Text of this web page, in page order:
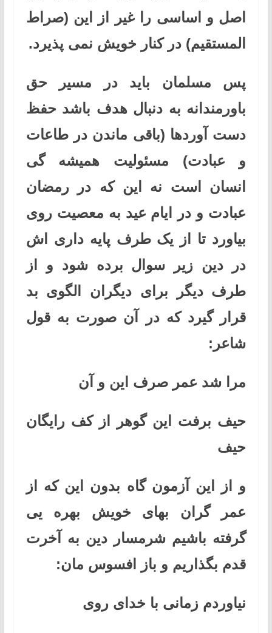
اصل و اساسی را غیر از این (صراط
المستقیم) در کنار خویش نمی پذیرد.
پس مسلمان باید در مسیر حق
باورمندانه به دنبال هدف باشد حفظ
دست آوردها (باقی ماندن در طاعات
و عبادت) مسئولیت همیشه گی
انسان است نه این که در رمضان
عبادت و در ایام عید به معصیت روی
بیاورد تا از یک طرف پایه داری اش
در دین زیر سوال برده شود و از
طرف دیگر برای دیگران الگوی بد
قرار گیرد که در آن صورت به قول
شاعر:
مرا شد عمر صرف این و آن
حیف برفت این گوهر از کف رایگان
حیف
و از این آزمون گاه بدون این که از
عمر گران بهای خویش بهره یی
گرفته باشیم شرمسار دین به آخرت
قدم بگذاریم و باز افسوس مان:
نیاوردم زمانی با خدای روی